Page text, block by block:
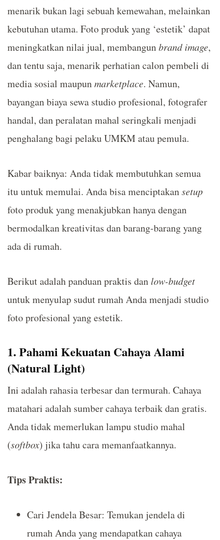
menarik bukan lagi sebuah kemewahan, melainkan
kebutuhan utama. Foto produk yang ‘estetik’ dapat
meningkatkan nilai jual, membangunbrand image,
dan tentu saja, menarik perhatian calon pembeli di
media sosial maupunmarketplace. Namun,
bayangan biaya sewa studio profesional, fotografer
handal, dan peralatan mahal seringkali menjadi
penghalang bagi pelaku UMKM atau pemula.
Kabar baiknya: Anda tidak membutuhkan semua
itu untuk memulai. Anda bisa menciptakansetup
foto produk yang menakjubkan hanya dengan
bermodalkan kreativitas dan barang-barang yang
ada di rumah.
Berikut adalah panduan praktis dan low-budget
untuk menyulap sudut rumah Anda menjadi studio
foto profesional yang estetik.
1. Pahami Kekuatan Cahaya Alami
(Natural Light)
Ini adalah rahasia terbesar dan termurah. Cahaya
matahari adalah sumber cahaya terbaik dan gratis.
Anda tidak memerlukan lampu studio mahal
(softbox) jika tahu cara memanfaatkannya.
Tips Praktis:
Cari Jendela Besar: Temukan jendela di
rumah Anda yang mendapatkan cahaya